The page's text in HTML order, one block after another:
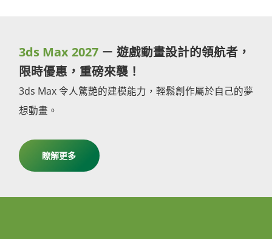
3ds Max 2027 － 遊戲動畫設計的領航者，
限時優惠，重磅來襲！
3ds Max 令人驚艷的建模能力，輕鬆創作屬於自己的夢
想動畫。
瞭解更多